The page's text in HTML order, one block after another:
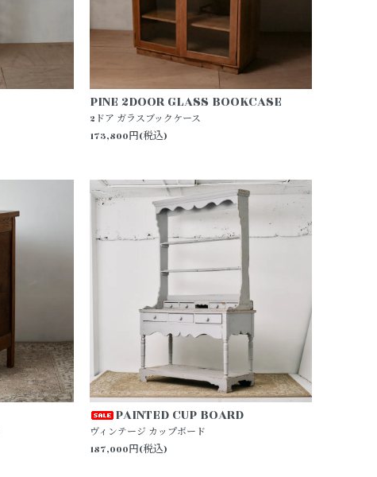
PINE 2DOOR GLASS BOOKCASE
2ドア ガラスブックケース
173,800円(税込)
PAINTED CUP BOARD
ヴィンテージ カップボード
187,000円(税込)